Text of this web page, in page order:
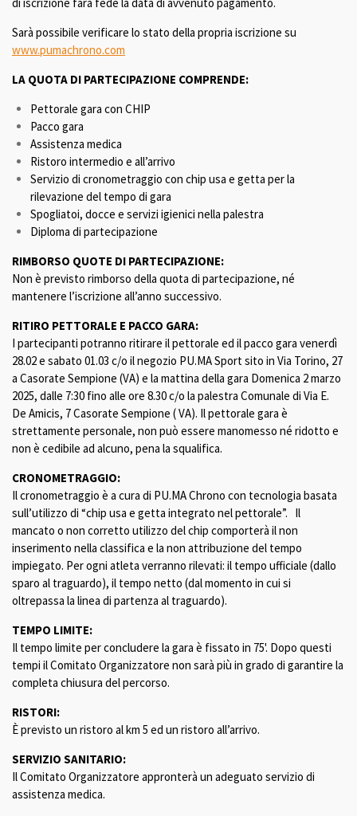
Sarà possibile verificare lo stato della propria iscrizione su
www.pumachrono.com
LA QUOTA DI PARTECIPAZIONE COMPRENDE:
Pettorale gara con CHIP
Pacco gara
Assistenza medica
Ristoro intermedio e all’arrivo
Servizio di cronometraggio con chip usa e getta per la
rilevazione del tempo di gara
Spogliatoi, docce e servizi igienici nella palestra
Diploma di partecipazione
RIMBORSO QUOTE DI PARTECIPAZIONE:
Non è previsto rimborso della quota di partecipazione, né
mantenere l’iscrizione all’anno successivo.
RITIRO PETTORALE E PACCO GARA:
I partecipanti potranno ritirare il pettorale ed il pacco gara venerdì
28.02 e sabato 01.03 c/o il negozio PU.MA Sport sito in Via Torino, 27
a Casorate Sempione (VA) e la mattina della gara Domenica 2 marzo
2025, dalle 7:30 fino alle ore 8.30 c/o la palestra Comunale di Via E.
De Amicis, 7 Casorate Sempione ( VA). Il pettorale gara è
strettamente personale, non può essere manomesso né ridotto e
non è cedibile ad alcuno, pena la squalifica.
CRONOMETRAGGIO:
Il cronometraggio è a cura di PU.MA Chrono con tecnologia basata
sull’utilizzo di “chip usa e getta integrato nel pettorale”. Il
mancato o non corretto utilizzo del chip comporterà il non
inserimento nella classifica e la non attribuzione del tempo
impiegato. Per ogni atleta verranno rilevati: il tempo ufficiale (dallo
sparo al traguardo), il tempo netto (dal momento in cui si
oltrepassa la linea di partenza al traguardo).
TEMPO LIMITE:
Il tempo limite per concludere la gara è fissato in 75'. Dopo questi
tempi il Comitato Organizzatore non sarà più in grado di garantire la
completa chiusura del percorso.
RISTORI:
È previsto un ristoro al km 5 ed un ristoro all’arrivo.
SERVIZIO SANITARIO:
Il Comitato Organizzatore appronterà un adeguato servizio di
assistenza medica.